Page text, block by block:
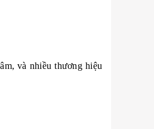
và nhiều thương hiệu